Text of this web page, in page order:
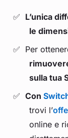
L’unica
le
Per
sulla tua
Con
trovi l’
online e